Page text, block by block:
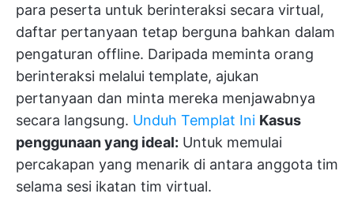
para peserta untuk berinteraksi secara virtual,
daftar pertanyaan tetap berguna bahkan dalam
pengaturan offline. Daripada meminta orang
berinteraksi melalui template, ajukan
pertanyaan dan minta mereka menjawabnya
secara langsung. Unduh Templat Ini Kasus
penggunaan yang ideal: Untuk memulai
percakapan yang menarik di antara anggota tim
selama sesi ikatan tim virtual.